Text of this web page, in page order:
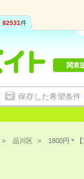
82531件
保存した希望条件
関東
品川区 1800円＊